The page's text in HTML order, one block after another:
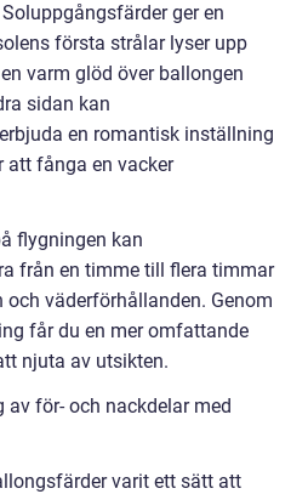
ger en
första strålar lyser upp
varm glöd över ballongen
sidan kan
en romantisk inställning
att fånga en vacker
flygningen kan
från en timme till flera timmar
och väderförhållanden. Genom
får du en mer omfattande
njuta av utsikten.
av för- och nackdelar med
varit ett sätt att